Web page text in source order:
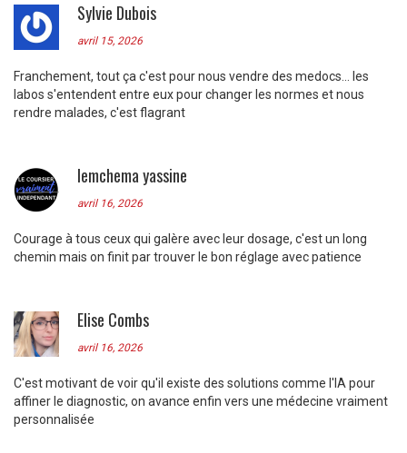
Sylvie Dubois
avril 15, 2026
Franchement, tout ça c'est pour nous vendre des medocs... les
labos s'entendent entre eux pour changer les normes et nous
rendre malades, c'est flagrant
lemchema yassine
avril 16, 2026
Courage à tous ceux qui galère avec leur dosage, c'est un long
chemin mais on finit par trouver le bon réglage avec patience
Elise Combs
avril 16, 2026
C'est motivant de voir qu'il existe des solutions comme l'IA pour
affiner le diagnostic, on avance enfin vers une médecine vraiment
personnalisée